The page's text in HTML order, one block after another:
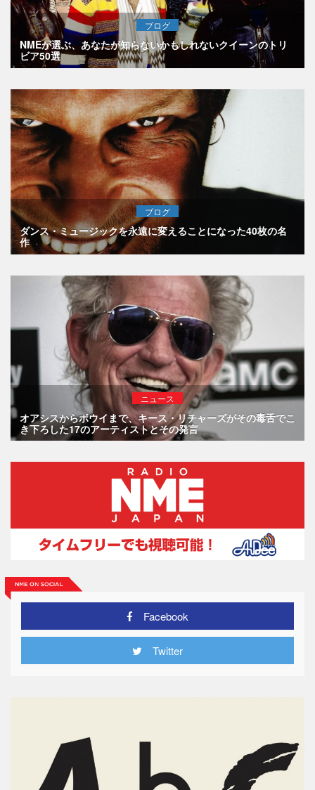
ブログ
NMEが選ぶ、あなたが知らないかもしれないクイーンのトリ
ビア50選
ブログ
ダンス・ミュージックを永遠に変えることになった40枚の名
作
ニュース
オアシスからボウイまで、キース・リチャーズがその毒舌でこ
き下ろした17のアーティストとその発言
Facebook
Twitter